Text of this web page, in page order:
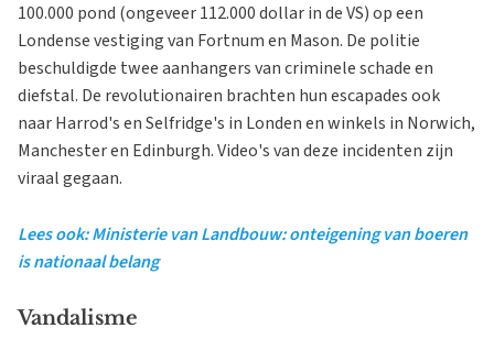
100.000 pond (ongeveer 112.000 dollar in de VS) op een
Londense vestiging van Fortnum en Mason. De politie
beschuldigde twee aanhangers van criminele schade en
diefstal. De revolutionairen brachten hun escapades ook
naar Harrod's en Selfridge's in Londen en winkels in Norwich,
Manchester en Edinburgh. Video's van deze incidenten zijn
viraal gegaan.
Lees ook: Ministerie van Landbouw: onteigening van boeren
is nationaal belang
Vandalisme